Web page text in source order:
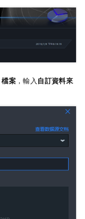
檔案 ，輸入 自訂資料來